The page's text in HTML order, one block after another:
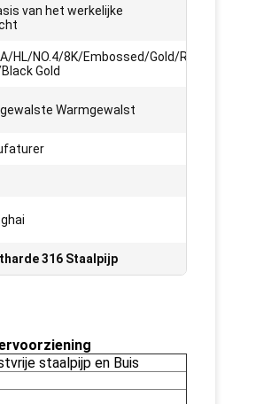
van het werkelijke
HL/NO.4/8K/Embossed/Gold/Rose
Gold
Warmgewalst
316 Staalpijp
staalpijp en Buis